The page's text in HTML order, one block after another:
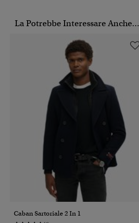
La Potrebbe Interessare Anche...
Caban Sartoriale 2 In 1